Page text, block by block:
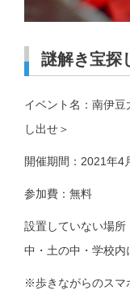
謎解き宝探
イベント名：南伊
し出せ＞
開催期間：2021年4
参加費：無料
設置していない場
中・土の中・学校内
※歩きながらのスマ